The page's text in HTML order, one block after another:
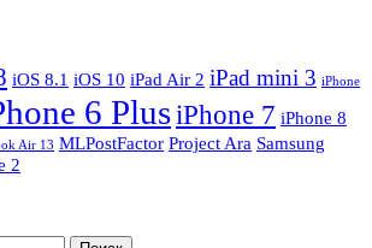
iOS 8.1 iOS 10 iPad Air 2 iPad mini 3 iPhone
6 PlusiPhone 7 iPhone 8
Air 13 MLPostFactor Project Ara Samsung
2